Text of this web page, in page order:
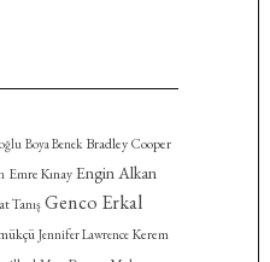
Boya Benek Bradley Cooper
Emre Kınay Engin Alkan
Tanış Genco Erkal
Jennifer Lawrence Kerem